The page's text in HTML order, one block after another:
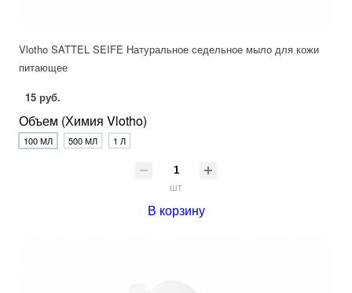
Vlotho SATTEL SEIFE Натуральное седельное мыло для кожи
питающее
15 руб.
Объем (Химия Vlotho)
100 МЛ 500 МЛ 1 Л
шт
В корзину